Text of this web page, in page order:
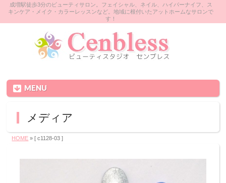
成増駅徒歩3分のビューティサロン。フェイシャル、ネイル、ハイパーナイフ、ス
キンケア・メイク・カラーレッスンなど。地域に根付いたアットホームなサロンで
す！
MENU
メディア
HOME » [ c1128‐03 ]